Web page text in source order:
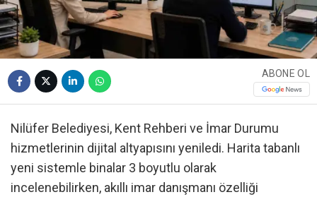
ABONE OL
Nilüfer Belediyesi, Kent Rehberi ve İmar Durumu
hizmetlerinin dijital altyapısını yeniledi. Harita tabanlı
yeni sistemle binalar 3 boyutlu olarak
incelenebilirken, akıllı imar danışmanı özelliği